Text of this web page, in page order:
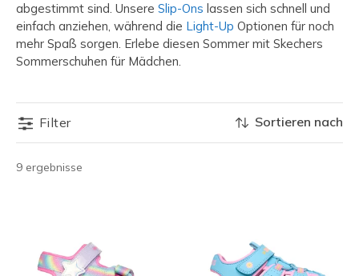
abgestimmt sind. Unsere Slip-Ons lassen sich schnell und
einfach anziehen, während die Light-Up Optionen für noch
mehr Spaß sorgen. Erlebe diesen Sommer mit Skechers
Sommerschuhen für Mädchen.
Filter
9 ergebnisse
Sortieren nach